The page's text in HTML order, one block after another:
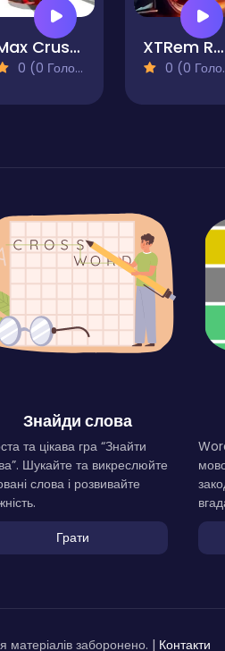
Max Crusher 2 - Destruction Drift and Racing!
0 (0 Голосів)
XTRem Racing
0 (0 Голосів)
Знайди слова
та цікава гра “Знайти
Шукайте та викреслюйте
слова і розвивайте
Грати
заборонено. | Контакти